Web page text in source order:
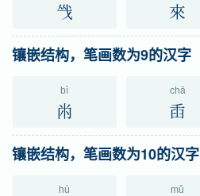
㦰 來
镶嵌结构，笔画数为9的汉字
bì
㡀
chā
臿
镶嵌结构，笔画数为10的汉字
hú mǔ